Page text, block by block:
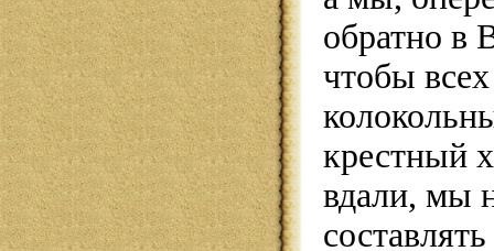
обратно в
чтобы
крестный
вдали, мы